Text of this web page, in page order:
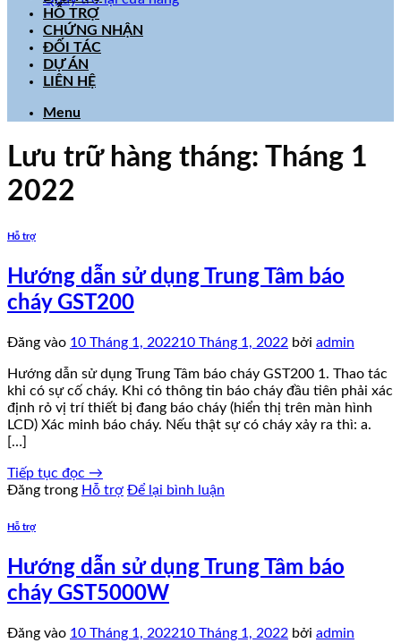
HỖ TRỢ
CHỨNG NHẬN
ĐỐI TÁC
DỰ ÁN
LIÊN HỆ
Menu
Lưu trữ hàng tháng:
Tháng 1
2022
Hỗ trợ
Hướng dẫn sử dụng Trung Tâm báo
cháy GST200
Đăng vào 10 Tháng 1, 202210 Tháng 1, 2022 bởi admin
Hướng dẫn sử dụng Trung Tâm báo cháy GST200 1. Thao tác
khi có sự cố cháy. Khi có thông tin báo cháy đầu tiên phải xác
định rỏ vị trí thiết bị đang báo cháy (hiển thị trên màn hình
LCD) Xác minh báo cháy. Nếu thật sự có cháy xảy ra thì: a.
[…]
Tiếp tục đọc →
Đăng trong Hỗ trợ Để lại bình luận
Hỗ trợ
Hướng dẫn sử dụng Trung Tâm báo
cháy GST5000W
Đăng vào 10 Tháng 1, 202210 Tháng 1, 2022 bởi admin